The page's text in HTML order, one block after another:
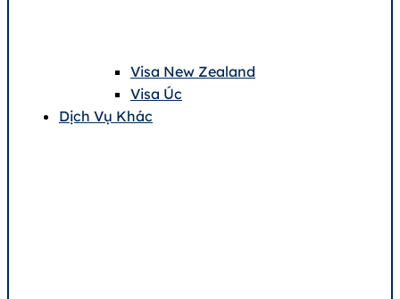
Visa New Zealand
Visa Úc
Dịch Vụ Khác